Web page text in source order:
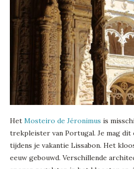
Het Mosteiro de Jéronimus is
trekpleister van Portugal. Je mag dit
tijdens je vakantie Lissabon. Het
eeuw gebouwd. Verschillende